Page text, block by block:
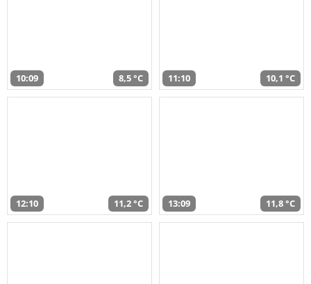
10:09 8,5 °C 11:10 10,1 °C
12:10 11,2 °C 13:09 11,8 °C